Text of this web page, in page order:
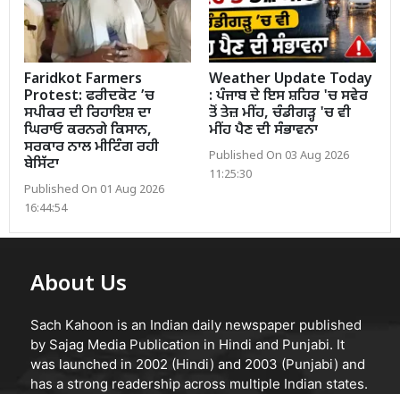
Faridkot Farmers
Protest: ਫਰੀਦਕੋਟ ’ਚ
ਸਪੀਕਰ ਦੀ ਰਿਹਾਇਸ਼ ਦਾ
ਘਿਰਾਓ ਕਰਨਗੇ ਕਿਸਾਨ,
ਸਰਕਾਰ ਨਾਲ ਮੀਟਿੰਗ ਰਹੀ
ਬੇਸਿੱਟਾ
Published On 01 Aug 2026
16:44:54
Weather Update Today
: ਪੰਜਾਬ ਦੇ ਇਸ ਸ਼ਹਿਰ 'ਚ ਸਵੇਰ
ਤੋਂ ਤੇਜ਼ ਮੀਂਹ, ਚੰਡੀਗੜ੍ਹ 'ਚ ਵੀ
ਮੀਂਹ ਪੈਣ ਦੀ ਸੰਭਾਵਨਾ
Published On 03 Aug 2026
11:25:30
About Us
Sach Kahoon is an Indian daily newspaper published
by Sajag Media Publication in Hindi and Punjabi. It
was launched in 2002 (Hindi) and 2003 (Punjabi) and
has a strong readership across multiple Indian states.